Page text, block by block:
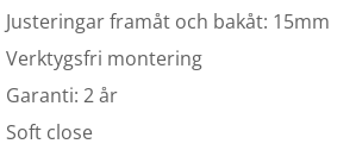
Justeringar framåt och bakåt: 15mm
Verktygsfri montering
Garanti: 2 år
Soft close